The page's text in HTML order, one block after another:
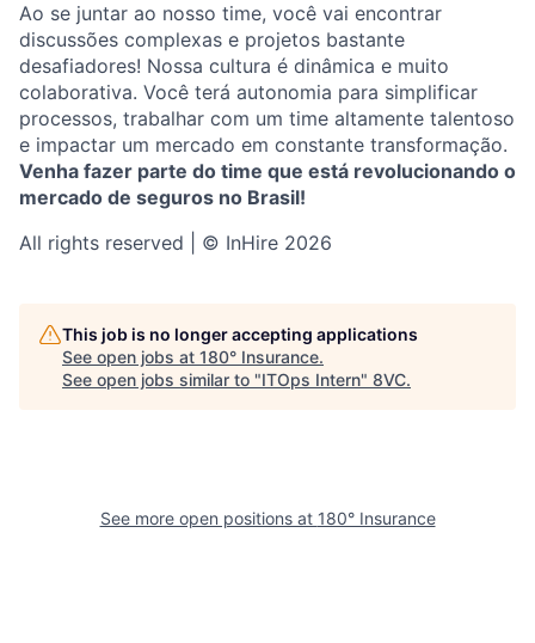
Ao se juntar ao nosso time, você vai encontrar
discussões complexas e projetos bastante
desafiadores! Nossa cultura é dinâmica e muito
colaborativa. Você terá autonomia para simplificar
processos, trabalhar com um time altamente talentoso
e impactar um mercado em constante transformação.
Venha fazer parte do time que está revolucionando o
mercado de seguros no Brasil!
All rights reserved | © InHire 2026
This job is no longer accepting applications
See open jobs at 180° Insurance.
See open jobs similar to "ITOps Intern" 8VC.
See more open positions at 180° Insurance